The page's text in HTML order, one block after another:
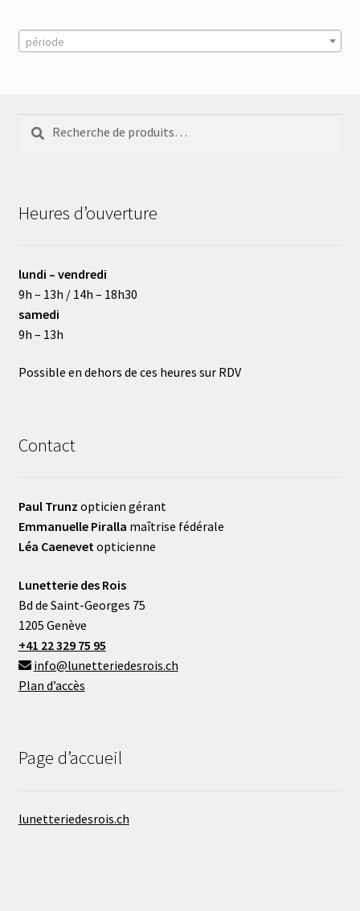
période
Recherche
pour :
Recherche
Heures d’ouverture
lundi – vendredi
9h – 13h / 14h – 18h30
samedi
9h – 13h
Possible en dehors de ces heures sur RDV
Contact
Paul Trunz opticien gérant
Emmanuelle Piralla maîtrise fédérale
Léa Caenevetopticienne
Lunetterie des Rois
Bd de Saint-Georges 75
1205 Genève
+41 22 329 75 95
info@lunetteriedesrois.ch
Plan d’accès
Page d’accueil
lunetteriedesrois.ch